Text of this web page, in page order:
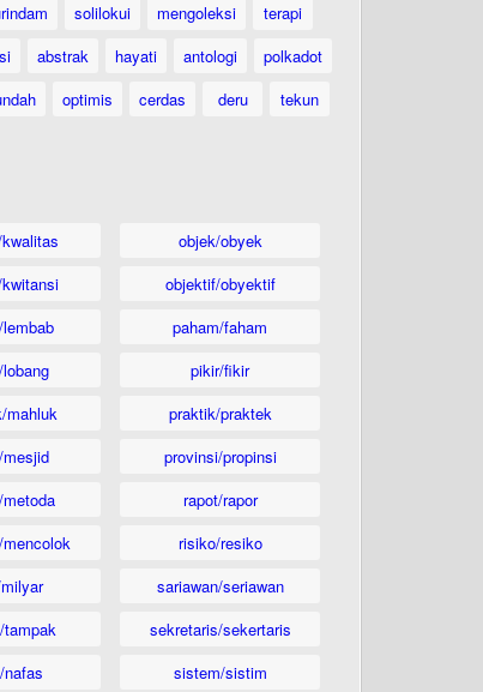
solilokui mengoleksi
terapi
abstrak hayati antologi
polkadot
optimis cerdas deru
tekun
mahluk
tampak
nafas
objek/obyek
objektif/obyektif
paham/faham
pikir/fikir
praktik/praktek
provinsi/propinsi
rapot/rapor
risiko/resiko
sariawan/seriawan
sekretaris/sekertaris
sistem/sistim